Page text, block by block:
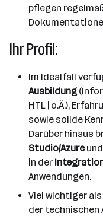
pflegen
Ihr Profil:
Im Idealfall
Ausbildung
HTL | o.Ä.),
sowie solide
Darüber hinaus
Studio/Azureund
in der
Anwendungen.
Viel wichtiger
der technischen